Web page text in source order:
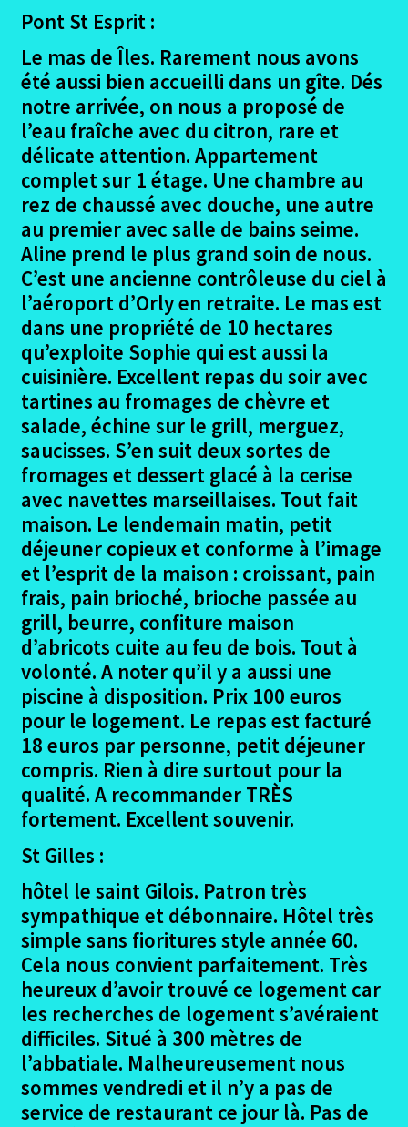
Pont St Esprit :
Le mas de Îles. Rarement nous avons
été aussi bien accueilli dans un gîte. Dés
notre arrivée, on nous a proposé de
l’eau fraîche avec du citron, rare et
délicate attention. Appartement
complet sur 1 étage. Une chambre au
rez de chaussé avec douche, une autre
au premier avec salle de bains seime.
Aline prend le plus grand soin de nous.
C’est une ancienne contrôleuse du ciel à
l’aéroport d’Orly en retraite. Le mas est
dans une propriété de 10 hectares
qu’exploite Sophie qui est aussi la
cuisinière. Excellent repas du soir avec
tartines au fromages de chèvre et
salade, échine sur le grill, merguez,
saucisses. S’en suit deux sortes de
fromages et dessert glacé à la cerise
avec navettes marseillaises. Tout fait
maison. Le lendemain matin, petit
déjeuner copieux et conforme à l’image
et l’esprit de la maison : croissant, pain
frais, pain brioché, brioche passée au
grill, beurre, confiture maison
d’abricots cuite au feu de bois. Tout à
volonté. A noter qu’il y a aussi une
piscine à disposition. Prix 100 euros
pour le logement. Le repas est facturé
18 euros par personne, petit déjeuner
compris. Rien à dire surtout pour la
qualité. A recommander TRÈS
fortement. Excellent souvenir.
St Gilles :
hôtel le saint Gilois. Patron très
sympathique et débonnaire. Hôtel très
simple sans fioritures style année 60.
Cela nous convient parfaitement. Très
heureux d’avoir trouvé ce logement car
les recherches de logement s’avéraient
difficiles. Situé à 300 mètres de
l’abbatiale. Malheureusement nous
sommes vendredi et il n’y a pas de
service de restaurant ce jour là. Pas de